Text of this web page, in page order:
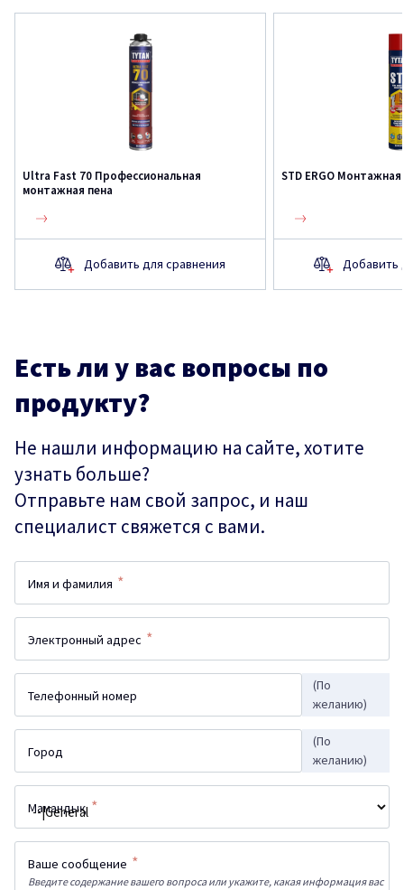
Ultra Fast 70 Профессиональная
монтажная пена
Добавить для сравнения
STD ERGO
Добавить
Есть ли у вас вопросы по
продукту?
Не нашли информацию на сайте, хотите
узнать больше?
Отправьте нам свой запрос, и наш
специалист свяжется с вами.
Имя и фамилия *
Электронный адрес *
Телефонный номер
(По
желанию)
Город
(По
желанию)
Мамандық *
Ваше сообщение *
Введите содержание вашего вопроса или укажите, какая информация вас